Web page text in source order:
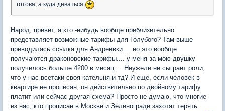
готова, а куда деваться
Народ, привет, а кто -нибудь вообще приблизительно
представляет возможные тарифы для Голубого? Там выше
приводилась ссылка для Андреевки.... но это вообще
получаются драконовские тарифы.... у меня за мою двушку
получилось больше 4200 в месяц.... Неужели не сыграет роли,
что у нас всетаки своя кательня и тд? И еще, если человек в
квартире не прописан, он действительно по двойному тарифу
платит или сейчас другая схема? Просто не думаю, что многие
из нас, кто прописан в Москве и Зеленограде захотят терять